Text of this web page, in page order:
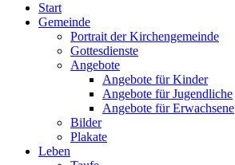
Start
Gemeinde
Portrait der Kirchengemeinde
Gottesdienste
Angebote
Angebote für Kinder
Angebote für Jugendliche
Angebote für Erwachsene
Bilder
Plakate
Leben